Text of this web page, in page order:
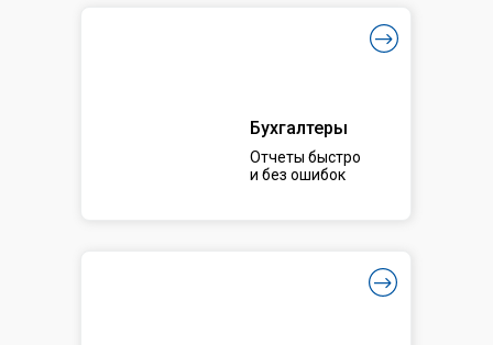
Бухгалтеры
Отчеты быстро
и без ошибок